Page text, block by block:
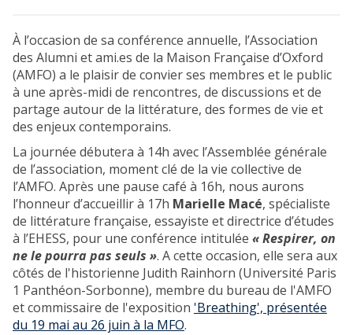
À l’occasion de sa conférence annuelle, l’Association
des Alumni et ami.es de la Maison Française d’Oxford
(AMFO) a le plaisir de convier ses membres et le public
à une après-midi de rencontres, de discussions et de
partage autour de la littérature, des formes de vie et
des enjeux contemporains.
La journée débutera à 14h avec l’Assemblée générale
de l’association, moment clé de la vie collective de
l’AMFO. Après une pause café à 16h, nous aurons
l’honneur d’accueillir à 17h Marielle Macé, spécialiste
de littérature française, essayiste et directrice d’études
à l’EHESS, pour une conférence intitulée « Respirer, on
ne le pourra pas seuls ». A cette occasion, elle sera aux
côtés de l'historienne Judith Rainhorn (Université Paris
1 Panthéon-Sorbonne), membre du bureau de l'AMFO
et commissaire de l'exposition 'Breathing', présentée
du 19 mai au 26 juin à la MFO.